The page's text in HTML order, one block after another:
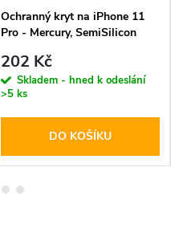
Ochranný kryt na iPhone 11
Pro - Mercury, SemiSilicon
202 Kč
Skladem - hned k odeslání
>5 ks
DO KOŠÍKU